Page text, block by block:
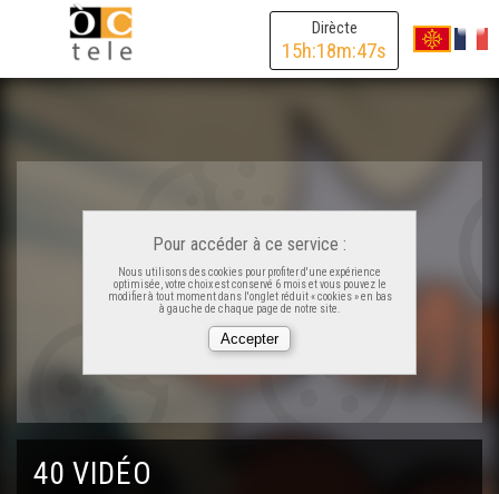
Dirècte
15h:18m:47s
Pour accéder à ce service :
Nous utilisons des cookies pour profiter d'une expérience
optimisée, votre choix est conservé 6 mois et vous pouvez le
modifier à tout moment dans l'onglet réduit « cookies » en bas
à gauche de chaque page de notre site.
40 VIDÉO
ÒC Kay - Lo poton
ÒC Kay - L'amor
ÒC Kay - Las salutacions